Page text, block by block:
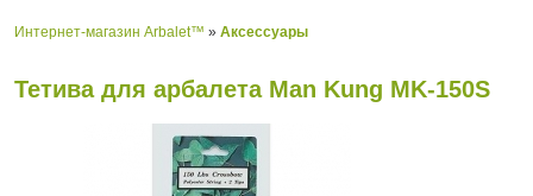
Интернет-магазин Arbalet™ » Аксессуары
Тетива для арбалета Man Kung MK-150S